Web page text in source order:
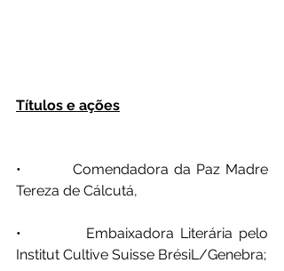
Títulos e ações
•          Comendadora da Paz Madre
Tereza de Cálcutá,
•          Embaixadora Literária pelo
Institut Cultive Suisse BrésiL/Genebra;